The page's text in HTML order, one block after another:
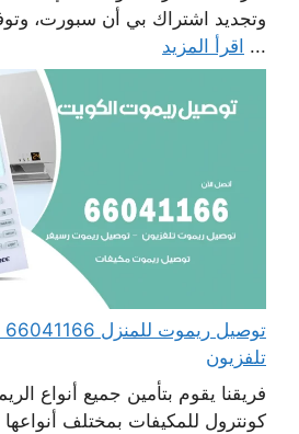
وتجديد اشتراك بي أن سبورت،
... اقرأ المزيد
تلفزيون
فريقنا يقوم بتأمين جميع أنواع
كونترول للمكيفات بمختلف